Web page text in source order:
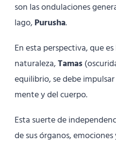
son las ondulaciones
lago,Purusha.
En esta perspectiva, que
naturaleza,Tamas
equilibrio, se debe
mente y del cuerpo.
Esta suerte de
de sus órganos,